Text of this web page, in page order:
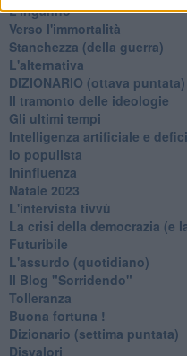
L'inganno
Verso l'immortalità
Stanchezza (della guerra)
L'alternativa
​DIZIONARIO (ottava
Il tramonto delle ideologie
Gli ultimi tempi
Intelligenza artificiale e
Io populista
Ininfluenza
Natale 2023
L'intervista tivvù
La crisi della democrazia (e
Futuribile
L'assurdo (quotidiano)
Il Blog "Sorridendo"
Tolleranza
Buona fortuna !
​Dizionario (settima puntata)
Disvalori